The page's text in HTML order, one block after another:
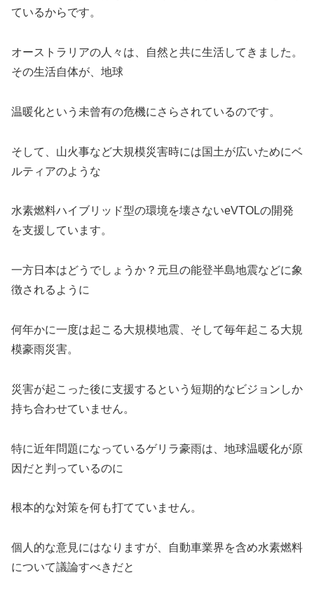
ているからです。
オーストラリアの人々は、自然と共に生活してきました。
その生活自体が、地球
温暖化という未曾有の危機にさらされているのです。
そして、山火事など大規模災害時には国土が広いためにベ
ルティアのような
水素燃料ハイブリッド型の環境を壊さないeVTOLの開発
を支援しています。
一方日本はどうでしょうか？元旦の能登半島地震などに象
徴されるように
何年かに一度は起こる大規模地震、そして毎年起こる大規
模豪雨災害。
災害が起こった後に支援するという短期的なビジョンしか
持ち合わせていません。
特に近年問題になっているゲリラ豪雨は、地球温暖化が原
因だと判っているのに
根本的な対策を何も打てていません。
個人的な意見にはなりますが、自動車業界を含め水素燃料
について議論すべきだと